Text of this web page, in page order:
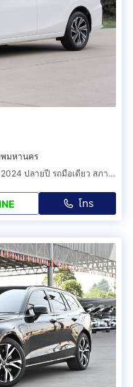
พมหานคร
ALL NEW TOYOTA YARIS ATIV 1.2 SMART 2024 ปลายปี รถมือเดียว สภาพสวยกริ๊ป
โทร